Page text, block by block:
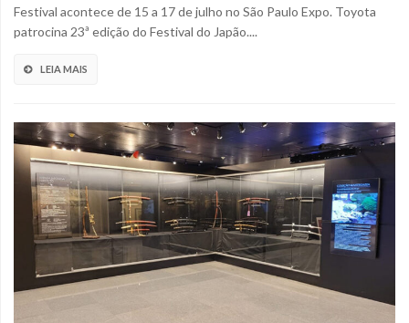
Festival acontece de 15 a 17 de julho no São Paulo Expo. Toyota
patrocina 23ª edição do Festival do Japão....
LEIA MAIS